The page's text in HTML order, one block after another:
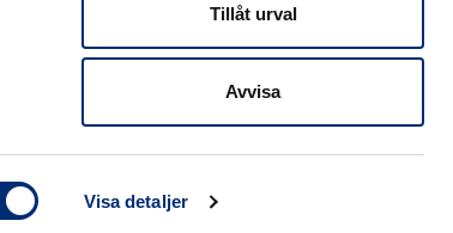
Visa detaljer
Tillåt urval
Avvisa